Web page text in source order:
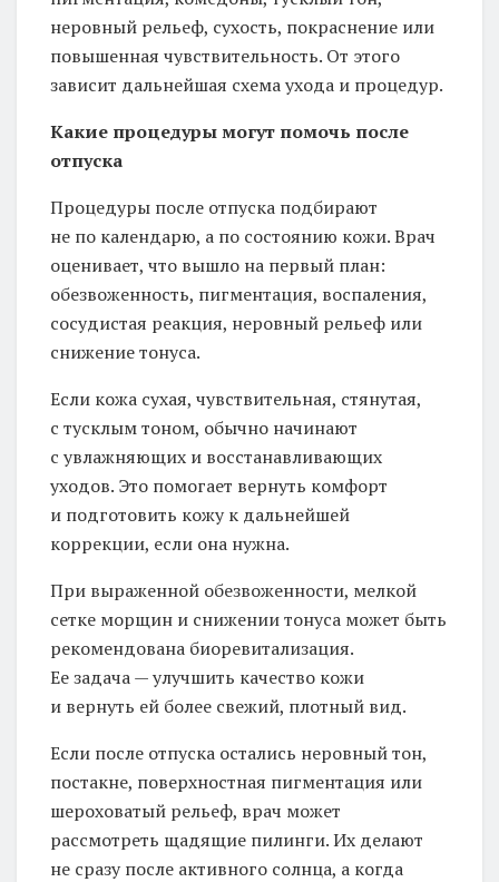
неровный рельеф, сухость, покраснение или
повышенная чувствительность. От этого
зависит дальнейшая схема ухода и процедур.
Какие процедуры могут помочь после
отпуска
Процедуры после отпуска подбирают
не по календарю, а по состоянию кожи. Врач
оценивает, что вышло на первый план:
обезвоженность, пигментация, воспаления,
сосудистая реакция, неровный рельеф или
снижение тонуса.
Если кожа сухая, чувствительная, стянутая,
с тусклым тоном, обычно начинают
с увлажняющих и восстанавливающих
уходов. Это помогает вернуть комфорт
и подготовить кожу к дальнейшей
коррекции, если она нужна.
При выраженной обезвоженности, мелкой
сетке морщин и снижении тонуса может быть
рекомендована биоревитализация.
Ее задача — улучшить качество кожи
и вернуть ей более свежий, плотный вид.
Если после отпуска остались неровный тон,
постакне, поверхностная пигментация или
шероховатый рельеф, врач может
рассмотреть щадящие пилинги. Их делают
не сразу после активного солнца, а когда